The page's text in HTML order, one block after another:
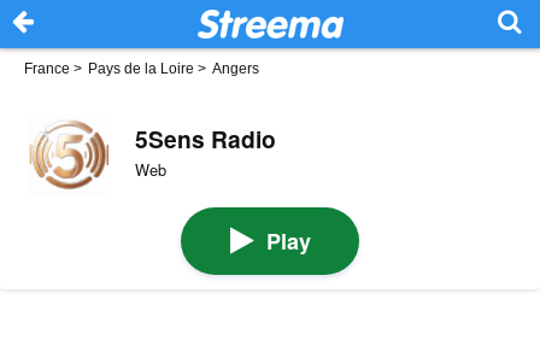
France > Pays de la Loire > Angers
5Sens Radio
Web
Play